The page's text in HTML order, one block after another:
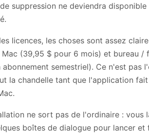
suppression ne deviendra
licences, les choses sont assez
Mac (39,95 $ pour 6 mois) et bureau /
semestriel). Ce n'est pas
la chandelle tant que l'application
ne sort pas de l'ordinaire : vous
boîtes de dialogue pour lancer